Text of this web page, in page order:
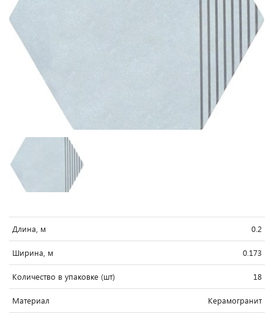
Длина, м 0.2
Ширина, м 0.173
Количество в упаковке (шт) 18
Материал Керамогранит